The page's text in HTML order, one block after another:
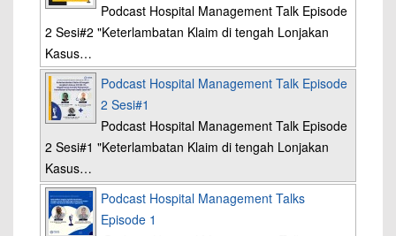
Podcast Hospital Management Talk Episode
2 Sesi#2 "Keterlambatan Klaim di tengah Lonjakan
Kasus…
Podcast Hospital Management Talk Episode
2 Sesi#1
Podcast Hospital Management Talk Episode
2 Sesi#1 "Keterlambatan Klaim di tengah Lonjakan
Kasus…
Podcast Hospital Management Talks
Episode 1